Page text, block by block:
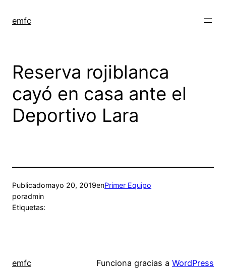
emfc
Reserva rojiblanca
cayó en casa ante el
Deportivo Lara
Publicadomayo 20, 2019enPrimer Equipo
poradmin
Etiquetas:
emfc Funciona gracias a WordPress